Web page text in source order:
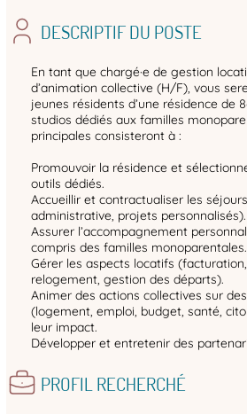
DESCRIPTIF DU POSTE
En tant que chargé·e de gestion
d’animation collective (H/F), vous
jeunes résidents d’une résidence de
studios dédiés aux familles
principales consisteront à :
Promouvoir la résidence et
outils dédiés.
Accueillir et contractualiser les
administrative, projets personnalisés).
Assurer l’accompagnement
compris des familles monoparentales.
Gérer les aspects locatifs
relogement, gestion des départs).
Animer des actions collectives sur
(logement, emploi, budget, santé,
leur impact.
Développer et entretenir des
PROFIL RECHERCHÉ